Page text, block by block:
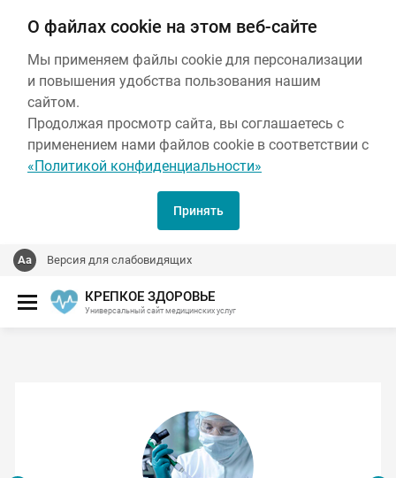
О файлах cookie на этом веб-сайте
Мы применяем файлы cookie для персонализации
и повышения удобства пользования нашим
сайтом.
Продолжая просмотр сайта, вы соглашаетесь с
применением нами файлов cookie в соответствии с
«Политикой конфиденциальности»
Принять
Версия для слабовидящих
КРЕПКОЕ ЗДОРОВЬЕ
Универсальный сайт медицинских услуг